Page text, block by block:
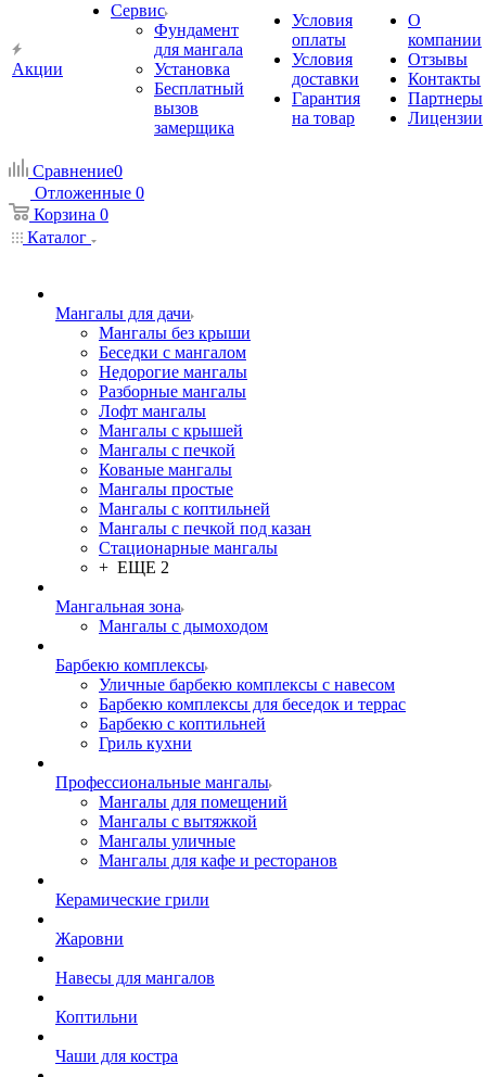
Акции
Сервис
Фундамент
для мангала
Установка
Бесплатный
вызов
замерщика
Условия
оплаты
Условия
доставки
Гарантия
на товар
О
компании
Отзывы
Контакты
Партнеры
Лицензии
Сравнение0
Отложенные 0
Корзина 0
Каталог
Мангалы для дачи
Мангалы без крыши
Беседки с мангалом
Недорогие мангалы
Разборные мангалы
Лофт мангалы
Мангалы с крышей
Мангалы с печкой
Кованые мангалы
Мангалы простые
Мангалы с коптильней
Мангалы с печкой под казан
Стационарные мангалы
+ ЕЩЕ 2
Мангальная зона
Мангалы с дымоходом
Барбекю комплексы
Уличные барбекю комплексы с навесом
Барбекю комплексы для беседок и террас
Барбекю с коптильней
Гриль кухни
Профессиональные мангалы
Мангалы для помещений
Мангалы с вытяжкой
Мангалы уличные
Мангалы для кафе и ресторанов
Керамические грили
Жаровни
Навесы для мангалов
Коптильни
Чаши для костра